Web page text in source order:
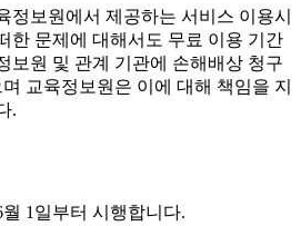
정보원에서 제공하는 서비스 이용시
한 문제에 대해서도 무료 이용 기간
보원 및 관계 기관에 손해배상 청구
교육정보원은 이에 대해 책임을 지
.
1일부터 시행합니다.